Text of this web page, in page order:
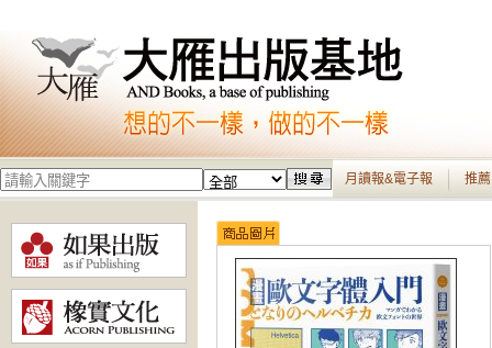
月讀報&電子報 推